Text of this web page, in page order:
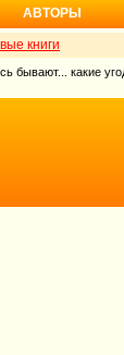
АВТОРЫ
книги
бывают... какие